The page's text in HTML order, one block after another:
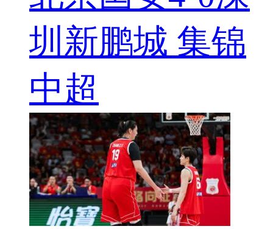
圳新鹏城 集锦
中超